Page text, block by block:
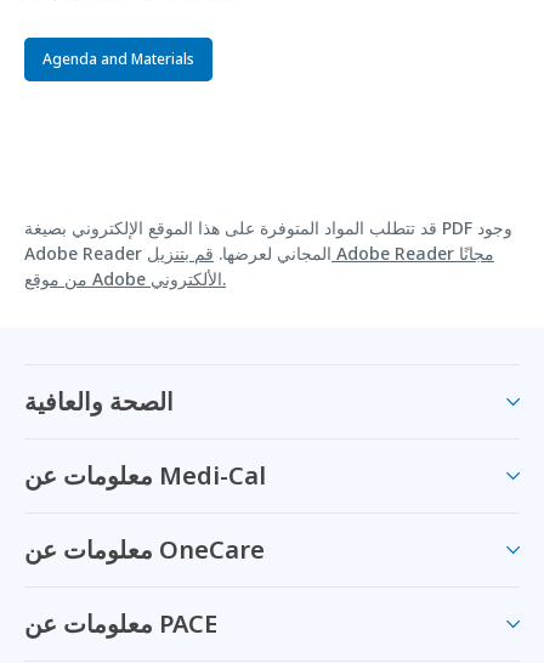
Agenda and Materials
قد تتطلب المواد المتوفرة على هذا الموقع الإلكتروني بصيغة PDF وجود
Adobe Reader المجاني لعرضها. قم بتنزيل Adobe Reader مجانًا
من موقع Adobe الألكتروني.
الصحة والعافية
معلومات عن Medi-Cal
معلومات عن OneCare
معلومات عن PACE